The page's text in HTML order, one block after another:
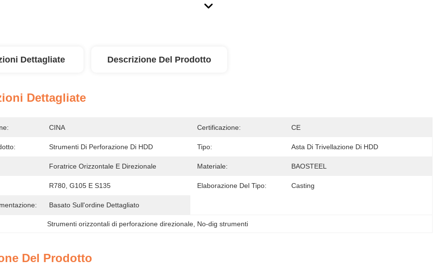
Dettagliate Descrizione Del Prodotto
Dettagliate
CINA Certificazione: CE
Strumenti Di Perforazione Di HDD Tipo: Asta Di Trivellazione Di HDD
Foratrice Orizzontale E Direzionale Materiale: BAOSTEEL
R780, G105 E S135 Elaborazione Del Tipo: Casting
Basato Sull'ordine Dettagliato
Strumenti orizzontali di perforazione direzionale No-dig strumenti
Del Prodotto